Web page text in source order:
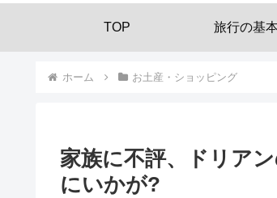
TOP 旅行の基
ホーム お土産・ショッピング
家族に不評、ドリア
にいかが?